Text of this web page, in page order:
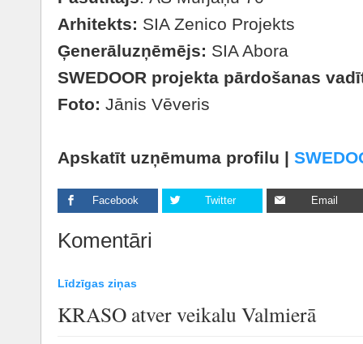
Arhitekts: SIA Zenico Projekts
Ģenerāluzņēmējs: SIA Abora
SWEDOOR projekta pārdošanas
Foto: Jānis Vēveris
Apskatīt uzņēmuma profilu |
Facebook Twitter Email
Komentāri
Līdzīgas ziņas
KRASO atver veikalu Valmierā